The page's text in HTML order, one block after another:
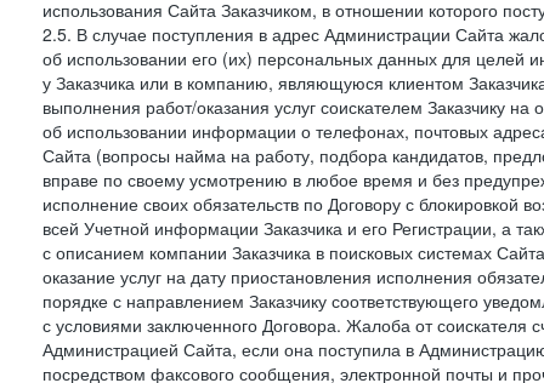
использования Сайта Заказчиком, в отношении которого
2.5. В случае поступления в адрес Администрации Сайта
об использовании его (их) персональных данных для целей
у Заказчика или в компанию, являющуюся клиентом
выполнения работ/оказания услуг соискателем Заказчику
об использовании информации о телефонах, почтовых
Сайта (вопросы найма на работу, подбора кандидатов,
вправе по своему усмотрению в любое время и без
исполнение своих обязательств по Договору с блокировкой
всей Учетной информации Заказчика и его Регистрации, а
с описанием компании Заказчика в поисковых системах
оказание услуг на дату приостановления исполнения
порядке с направлением Заказчику соответствующего
с условиями заключенного Договора. Жалоба от
Администрацией Сайта, если она поступила в
посредством факсового сообщения, электронной почты и